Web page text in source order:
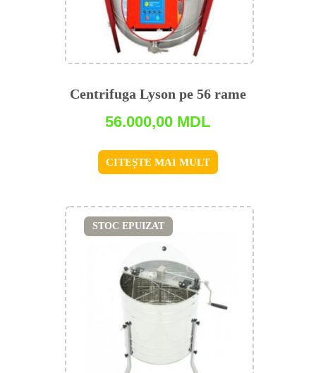
Centrifuga Lyson pe 56 rame
56.000,00 MDL
CITEȘTE MAI MULT
STOC EPUIZAT